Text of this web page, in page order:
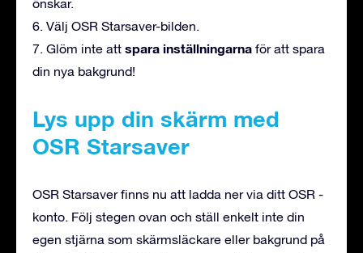
6. Välj OSR Starsaver-bilden.
7. Glöm inte att spara inställningarna för att spara
din nya bakgrund!
Lys upp din skärm med
OSR Starsaver
OSR Starsaver finns nu att ladda ner via ditt OSR -
konto. Följ stegen ovan och ställ enkelt inte din
egen stjärna som skärmsläckare eller bakgrund på